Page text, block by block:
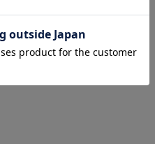
見る